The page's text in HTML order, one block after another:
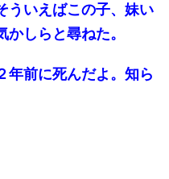
ういえばこの子、妹い
しらと尋ねた。
年前に死んだよ。知ら